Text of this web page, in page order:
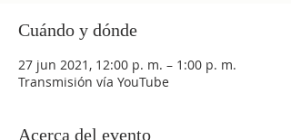
Cuándo y dónde
27 jun 2021, 12:00 p. m. – 1:00 p. m.
Transmisión vía YouTube
Acerca del evento